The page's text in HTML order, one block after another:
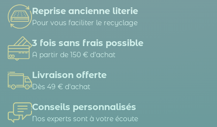
Reprise ancienne literie
Pour vous faciliter le recyclage
3 fois sans frais possible
A partir de 150 € d’achat
Livraison offerte
Dès 49 € d'achat
Conseils personnalisés
Nos experts sont à votre écoute